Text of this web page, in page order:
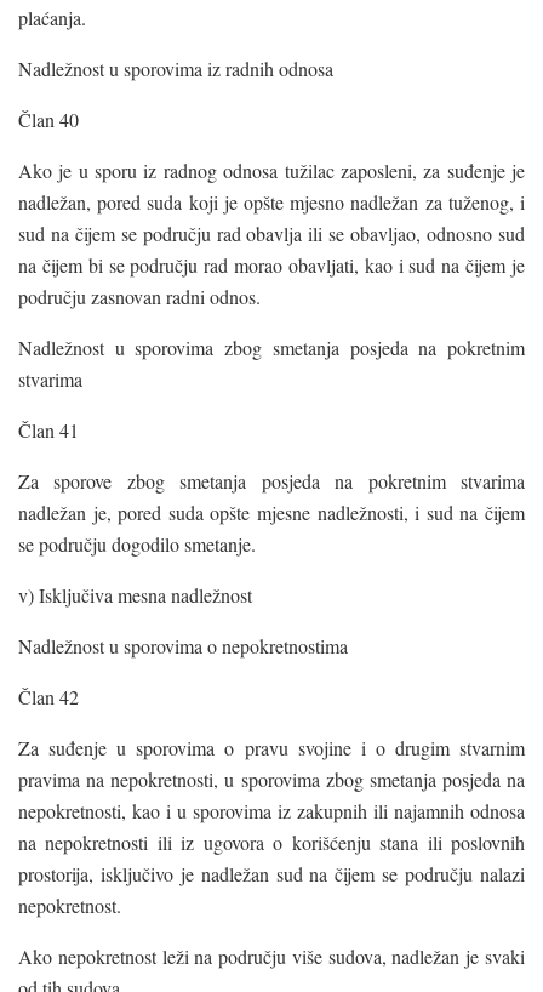
plaćanja.
Nadležnost u sporovima iz radnih odnosa
Član 40
Ako je u sporu iz radnog odnosa tužilac zaposleni, za suđenje je
nadležan, pored suda koji je opšte mjesno nadležan za tuženog, i
sud na čijem se području rad obavlja ili se obavljao, odnosno sud
na čijem bi se području rad morao obavljati, kao i sud na čijem je
području zasnovan radni odnos.
Nadležnost u sporovima zbog smetanja posjeda na pokretnim
stvarima
Član 41
Za sporove zbog smetanja posjeda na pokretnim stvarima
nadležan je, pored suda opšte mjesne nadležnosti, i sud na čijem
se području dogodilo smetanje.
v) Isključiva mesna nadležnost
Nadležnost u sporovima o nepokretnostima
Član 42
Za suđenje u sporovima o pravu svojine i o drugim stvarnim
pravima na nepokretnosti, u sporovima zbog smetanja posjeda na
nepokretnosti, kao i u sporovima iz zakupnih ili najamnih odnosa
na nepokretnosti ili iz ugovora o korišćenju stana ili poslovnih
prostorija, isključivo je nadležan sud na čijem se području nalazi
nepokretnost.
Ako nepokretnost leži na području više sudova, nadležan je svaki